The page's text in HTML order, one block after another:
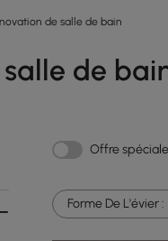
de salle de bain
de
Offre spéciale
Forme De L'évier :